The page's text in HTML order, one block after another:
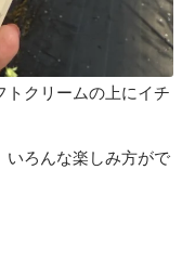
トクリームの上にイチ
いろんな楽しみ方がで